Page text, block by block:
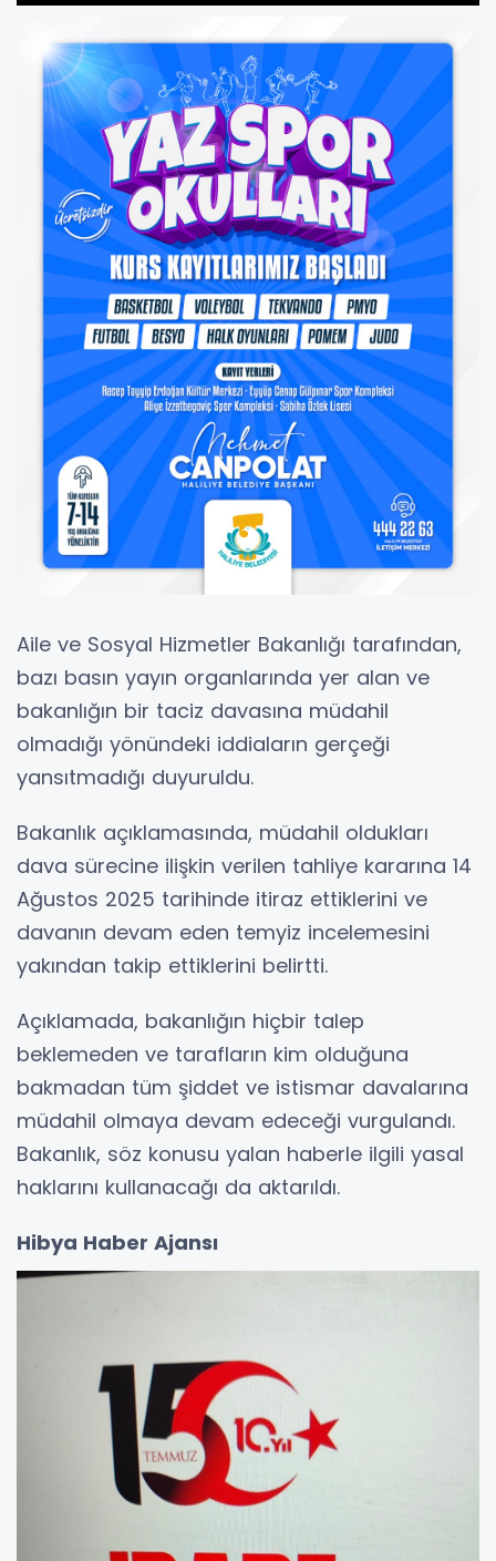
Aile ve Sosyal Hizmetler Bakanlığı tarafından,
bazı basın yayın organlarında yer alan ve
bakanlığın bir taciz davasına müdahil
olmadığı yönündeki iddiaların gerçeği
yansıtmadığı duyuruldu.
Bakanlık açıklamasında, müdahil oldukları
dava sürecine ilişkin verilen tahliye kararına 14
Ağustos 2025 tarihinde itiraz ettiklerini ve
davanın devam eden temyiz incelemesini
yakından takip ettiklerini belirtti.
Açıklamada, bakanlığın hiçbir talep
beklemeden ve tarafların kim olduğuna
bakmadan tüm şiddet ve istismar davalarına
müdahil olmaya devam edeceği vurgulandı.
Bakanlık, söz konusu yalan haberle ilgili yasal
haklarını kullanacağı da aktarıldı.
Hibya Haber Ajansı